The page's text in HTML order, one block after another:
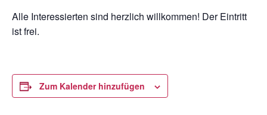
Alle Interessierten sind herzlich willkommen! Der Eintritt
ist frei.
Zum Kalender hinzufügen